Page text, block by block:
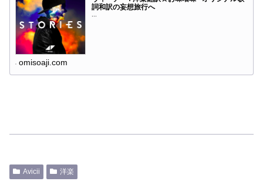
詞和訳の妄想旅行へ
omisoaji.com
Avicii 洋楽